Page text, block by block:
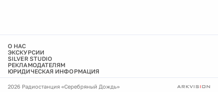
О НАС
ЭКСКУРСИИ
SILVER STUDIO
РЕКЛАМОДАТЕЛЯМ
ЮРИДИЧЕСКАЯ ИНФОРМАЦИЯ
2026 Радиостанция «Серебряный Дождь»